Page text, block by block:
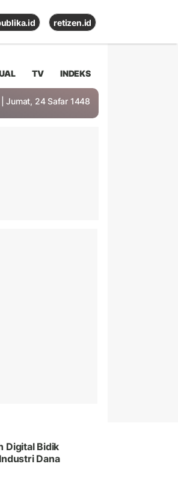
retizen.id
TV INDEKS
| Jumat, 24 Safar 1448
Digital Bidik
Dana